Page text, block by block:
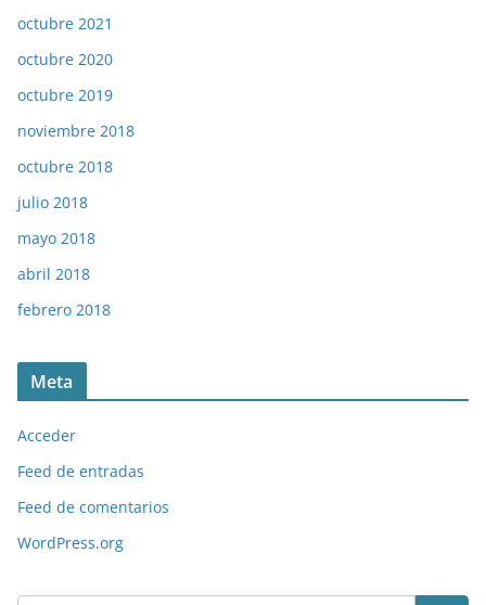
octubre 2021
octubre 2020
octubre 2019
noviembre 2018
octubre 2018
julio 2018
mayo 2018
abril 2018
febrero 2018
Meta
Acceder
Feed de entradas
Feed de comentarios
WordPress.org